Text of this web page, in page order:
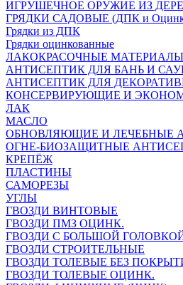
ИГРУШЕЧНОЕ ОРУЖИЕ ИЗ
ГРЯДКИ САДОВЫЕ (ДПК и
Грядки из ДПК
Грядки оцинкованные
ЛАКОКРАСОЧНЫЕ МАТЕРИАЛЫ
АНТИСЕПТИК ДЛЯ БАНЬ И
АНТИСЕПТИК ДЛЯ
КОНСЕРВИРУЮЩИЕ И
ЛАК
МАСЛО
ОБНОВЛЯЮЩИЕ И ЛЕЧЕБНЫЕ
ОГНЕ-БИОЗАЩИТНЫЕ
КРЕПЁЖ
ПЛАСТИНЫ
САМОРЕЗЫ
УГЛЫ
ГВОЗДИ ВИНТОВЫЕ
ГВОЗДИ ПМЗ ОЦИНК.
ГВОЗДИ С БОЛЬШОЙ
ГВОЗДИ СТРОИТЕЛЬНЫЕ
ГВОЗДИ ТОЛЕВЫЕ БЕЗ
ГВОЗДИ ТОЛЕВЫЕ ОЦИНК.